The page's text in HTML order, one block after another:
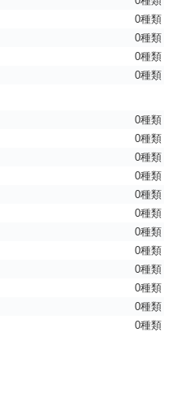
0種類
0種類
0種類
0種類
0種類
0種類
0種類
0種類
0種類
0種類
0種類
0種類
0種類
0種類
0種類
0種類